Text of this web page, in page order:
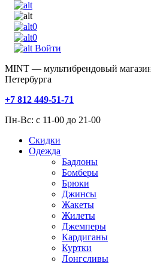
0
0
Войти
MINT — мультибрендовый
Петербурга
+7 812 449-51-71
Пн-Вс: с 11-00 до 21-00
Скидки
Одежда
Бадлоны
Бомберы
Брюки
Джинсы
Жакеты
Жилеты
Джемперы
Кардиганы
Куртки
Лонгсливы